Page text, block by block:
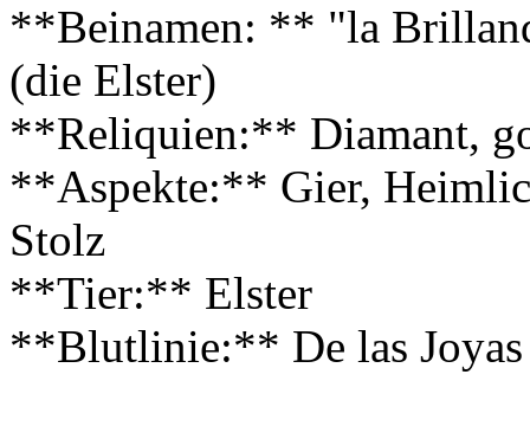
**Beinamen: ** "la
(die Elster)
**Reliquien:** Diamant,
**Aspekte:** Gier,
Stolz
**Tier:** Elster
**Blutlinie:** De las Joyas